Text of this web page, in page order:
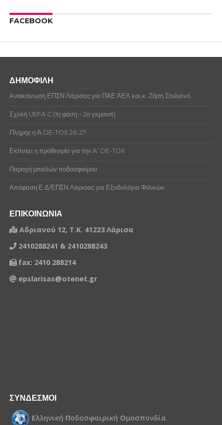
FACEBOOK
ΔΗΜΟΦΙΛΗ
Ανακοίνωση ΕΠΣΝ Λάρισας για ΠΑΕ ΑΕΛ και κ. Ζήση Στυλιανό.
Σχολή UEFA C (1η φάση – 2ο γκρουπ)
Πλήρης η Ά DE-TOX 26-27
Εκπνέει η προθεσμία για την A’ DE-TOX
Παροχή μπαλών ποδοσφαίρου
Απόφαση Ε.Δ/ΕΠΣΝ Λάρισας για Εξοδολόγια Φιλικών
ΕΠΙΚΟΙΝΩΝΙΑ
Αδριανού 12, Τ.Κ. 41223 Λάρισα
2410288241 & 2410288243
fax: 2410 288214
epslarisas@otenet.gr
ΣΥΝΔΕΣΜΟΙ
Ελληνική Ποδοσφαιρική Ομοσπονδία